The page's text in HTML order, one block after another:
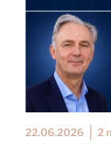
22.06.2026 2